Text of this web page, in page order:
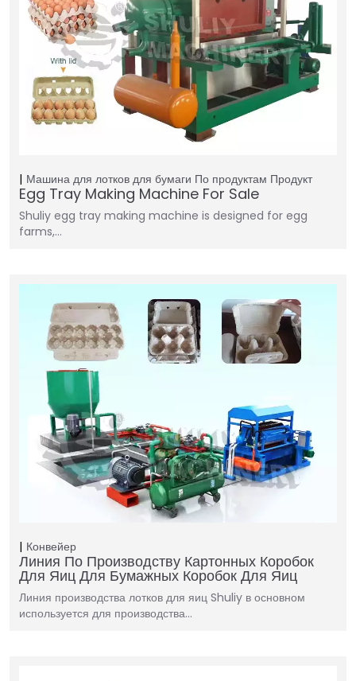
Машина для лотков для бумаги По продуктам Продукт
Egg Tray Making Machine For Sale
Shuliy egg tray making machine is designed for egg
farms,…
Конвейер
Линия По Производству Картонных Коробок
Для Яиц Для Бумажных Коробок Для Яиц
Линия производства лотков для яиц Shuliy в основном
используется для производства…